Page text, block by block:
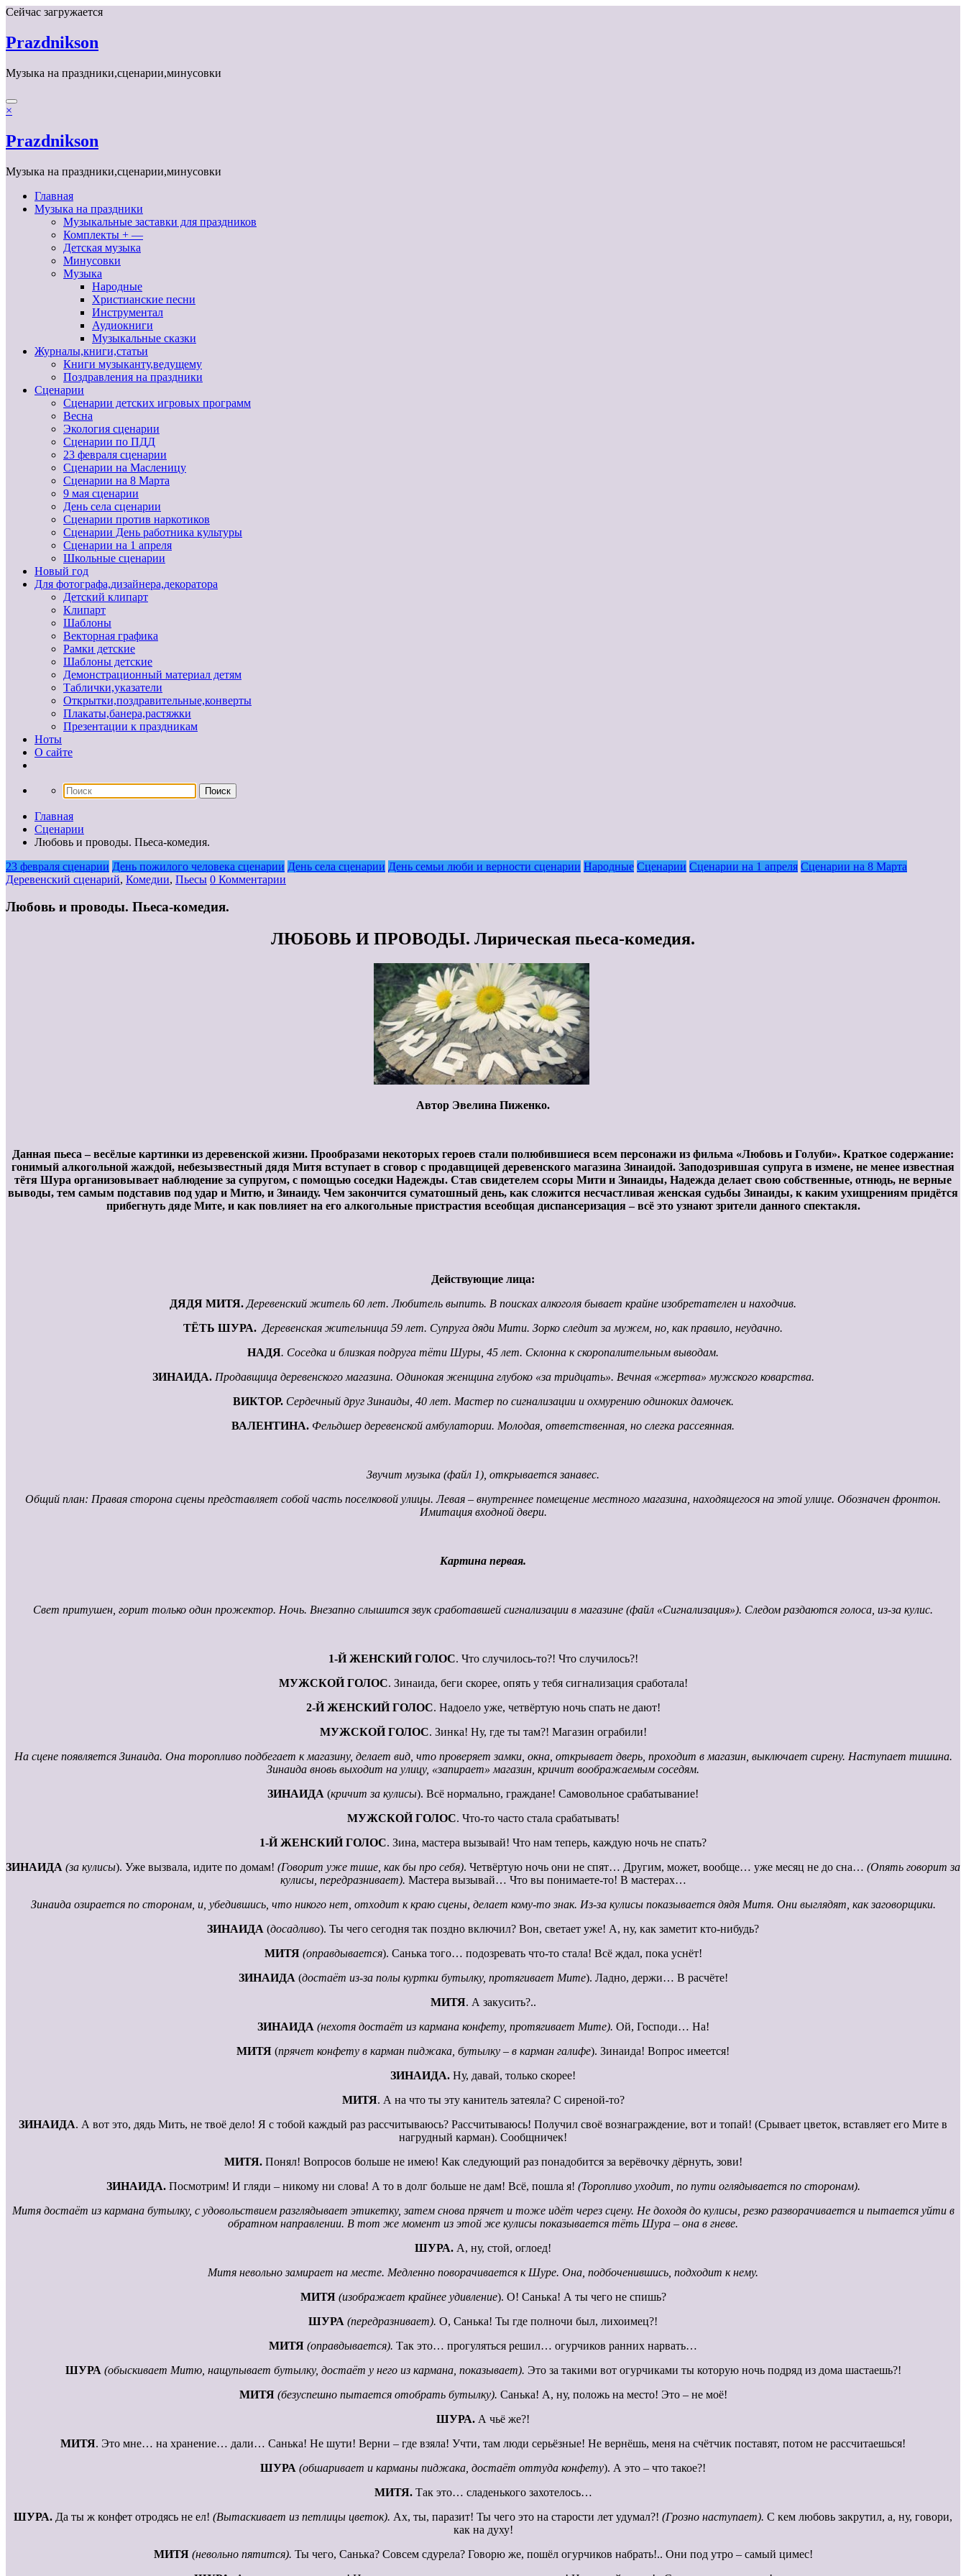
Перейти
содержимому
Сейчас загружается
Prazdnikson
Музыка на праздники,сценарии,минусовки
×
Prazdnikson
Музыка на праздники,сценарии,минусовки
Главная
Музыка на праздники
Музыкальные заставки для праздников
Комплекты + —
Детская музыка
Минусовки
Музыка
Народные
Христианские песни
Инструментал
Аудиокниги
Музыкальные сказки
Журналы,книги,статьи
Книги музыканту,ведущему
Поздравления на праздники
Сценарии
Сценарии детских игровых программ
Весна
Экология сценарии
Сценарии по ПДД
23 февраля сценарии
Сценарии на Масленицу
Сценарии на 8 Марта
9 мая сценарии
День села сценарии
Сценарии против наркотиков
Сценарии День работника культуры
Сценарии на 1 апреля
Школьные сценарии
Новый год
Для фотографа,дизайнера,декоратора
Детский клипарт
Клипарт
Шаблоны
Векторная графика
Рамки детские
Шаблоны детские
Демонстрационный материал детям
Таблички,указатели
Открытки,поздравительные,конверты
Плакаты,банера,растяжки
Презентации к праздникам
Ноты
О сайте
Главная
Сценарии
Любовь и проводы. Пьеса-комедия.
23 февраля сценарии День пожилого человека сценарии День села сценарии День семьи люби и верности сценарии Народные Сценарии Сценарии на 1 апреля Сценарии на 8 Марта
Деревенский сценарий, Комедии, Пьесы 0 Комментарии
Любовь и проводы. Пьеса-комедия.
ЛЮБОВЬ И ПРОВОДЫ. Лирическая пьеса-комедия.
Автор Эвелина Пиженко.
Данная пьеса – весёлые картинки из деревенской жизни. Прообразами некоторых героев стали полюбившиеся всем персонажи из фильма «Любовь и Голуби». Краткое содержание:
гонимый алкогольной жаждой, небезызвестный дядя Митя вступает в сговор с продавщицей деревенского магазина Зинаидой. Заподозрившая супруга в измене, не менее известная
тётя Шура организовывает наблюдение за супругом, с помощью соседки Надежды. Став свидетелем ссоры Мити и Зинаиды, Надежда делает свою собственные, отнюдь, не верные
выводы, тем самым подставив под удар и Митю, и Зинаиду. Чем закончится суматошный день, как сложится несчастливая женская судьбы Зинаиды, к каким ухищрениям придётся
прибегнуть дяде Мите, и как повлияет на его алкогольные пристрастия всеобщая диспансеризация – всё это узнают зрители данного спектакля.
Действующие лица:
ДЯДЯ МИТЯ. Деревенский житель 60 лет. Любитель выпить. В поисках алкоголя бывает крайне изобретателен и находчив.
ТЁТЬ ШУРА. Деревенская жительница 59 лет. Супруга дяди Мити. Зорко следит за мужем, но, как правило, неудачно.
НАДЯ. Соседка и близкая подруга тёти Шуры, 45 лет. Склонна к скоропалительным выводам.
ЗИНАИДА. Продавщица деревенского магазина. Одинокая женщина глубоко «за тридцать». Вечная «жертва» мужского коварства.
ВИКТОР. Сердечный друг Зинаиды, 40 лет. Мастер по сигнализации и охмурению одиноких дамочек.
ВАЛЕНТИНА. Фельдшер деревенской амбулатории. Молодая, ответственная, но слегка рассеянная.
Звучит музыка (файл 1), открывается занавес.
Общий план: Правая сторона сцены представляет собой часть поселковой улицы. Левая – внутреннее помещение местного магазина, находящегося на этой улице. Обозначен фронтон.
Имитация входной двери.
Картина первая.
Свет притушен, горит только один прожектор. Ночь. Внезапно слышится звук сработавшей сигнализации в магазине (файл «Сигнализация»). Следом раздаются голоса, из-за кулис.
1-Й ЖЕНСКИЙ ГОЛОС. Что случилось-то?! Что случилось?!
МУЖСКОЙ ГОЛОС. Зинаида, беги скорее, опять у тебя сигнализация сработала!
2-Й ЖЕНСКИЙ ГОЛОС. Надоело уже, четвёртую ночь спать не дают!
МУЖСКОЙ ГОЛОС. Зинка! Ну, где ты там?! Магазин ограбили!
На сцене появляется Зинаида. Она торопливо подбегает к магазину, делает вид, что проверяет замки, окна, открывает дверь, проходит в магазин, выключает сирену. Наступает тишина.
Зинаида вновь выходит на улицу, «запирает» магазин, кричит воображаемым соседям.
ЗИНАИДА (кричит за кулисы). Всё нормально, граждане! Самовольное срабатывание!
МУЖСКОЙ ГОЛОС. Что-то часто стала срабатывать!
1-Й ЖЕНСКИЙ ГОЛОС. Зина, мастера вызывай! Что нам теперь, каждую ночь не спать?
ЗИНАИДА (за кулисы). Уже вызвала, идите по домам! (Говорит уже тише, как бы про себя). Четвёртую ночь они не спят… Другим, может, вообще… уже месяц не до сна… (Опять говорит за
кулисы, передразнивает). Мастера вызывай… Что вы понимаете-то! В мастерах…
Зинаида озирается по сторонам, и, убедившись, что никого нет, отходит к краю сцены, делает кому-то знак. Из-за кулисы показывается дядя Митя. Они выглядят, как заговорщики.
ЗИНАИДА (досадливо). Ты чего сегодня так поздно включил? Вон, светает уже! А, ну, как заметит кто-нибудь?
МИТЯ (оправдывается). Санька того… подозревать что-то стала! Всё ждал, пока уснёт!
ЗИНАИДА (достаёт из-за полы куртки бутылку, протягивает Мите). Ладно, держи… В расчёте!
МИТЯ. А закусить?..
ЗИНАИДА (нехотя достаёт из кармана конфету, протягивает Мите). Ой, Господи… На!
МИТЯ (прячет конфету в карман пиджака, бутылку – в карман галифе). Зинаида! Вопрос имеется!
ЗИНАИДА. Ну, давай, только скорее!
МИТЯ. А на что ты эту канитель затеяла? С сиреной-то?
ЗИНАИДА. А вот это, дядь Мить, не твоё дело! Я с тобой каждый раз рассчитываюсь? Рассчитываюсь! Получил своё вознаграждение, вот и топай! (Срывает цветок, вставляет его Мите в
нагрудный карман). Сообщничек!
МИТЯ.Понял! Вопросов больше не имею! Как следующий раз понадобится за верёвочку дёрнуть, зови!
ЗИНАИДА.Посмотрим! И гляди – никому ни слова! А то в долг больше не дам! Всё, пошла я! (Торопливо уходит, по пути оглядывается по сторонам).
Митя достаёт из кармана бутылку, с удовольствием разглядывает этикетку, затем снова прячет и тоже идёт через сцену. Не доходя до кулисы, резко разворачивается и пытается уйти в
обратном направлении. В тот же момент из этой же кулисы показывается тёть Шура – она в гневе.
ШУРА. А, ну, стой, оглоед!
Митя невольно замирает на месте. Медленно поворачивается к Шуре. Она, подбоченившись, подходит к нему.
МИТЯ (изображает крайнее удивление). О! Санька! А ты чего не спишь?
ШУРА (передразнивает). О, Санька! Ты где полночи был, лихоимец?!
МИТЯ (оправдывается). Так это… прогуляться решил… огурчиков ранних нарвать…
ШУРА (обыскивает Митю, нащупывает бутылку, достаёт у него из кармана, показывает). Это за такими вот огурчиками ты которую ночь подряд из дома шастаешь?!
МИТЯ (безуспешно пытается отобрать бутылку). Санька! А, ну, положь на место! Это – не моё!
ШУРА. А чьё же?!
МИТЯ. Это мне… на хранение… дали… Санька! Не шути! Верни – где взяла! Учти, там люди серьёзные! Не вернёшь, меня на счётчик поставят, потом не рассчитаешься!
ШУРА (обшаривает и карманы пиджака, достаёт оттуда конфету). А это – что такое?!
МИТЯ.Так это… сладенького захотелось…
ШУРА. Да ты ж конфет отродясь не ел! (Вытаскивает из петлицы цветок). Ах, ты, паразит! Ты чего это на старости лет удумал?! (Грозно наступает). С кем любовь закрутил, а, ну, говори,
как на духу!
МИТЯ (невольно пятится). Ты чего, Санька? Совсем сдурела? Говорю же, пошёл огурчиков набрать!.. Они под утро – самый цимес!